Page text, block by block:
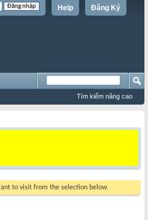
Đăng Ký
Help
Tìm kiếm nâng cao
to visit from the selection below.